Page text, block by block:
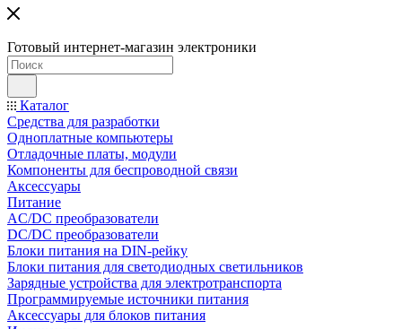
Готовый интернет-магазин электроники
Каталог
Средства для разработки
Одноплатные компьютеры
Отладочные платы, модули
Компоненты для беспроводной связи
Аксессуары
Питание
AC/DC преобразователи
DC/DC преобразователи
Блоки питания на DIN-рейку
Блоки питания для светодиодных светильников
Зарядные устройства для электротранспорта
Программируемые источники питания
Аксессуары для блоков питания